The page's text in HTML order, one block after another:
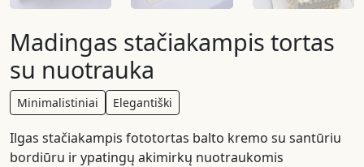
Madingas stačiakampis tortas
su nuotrauka
Minimalistiniai Elegantiški
Ilgas stačiakampis fototortas balto kremo su santūriu
bordiūru ir ypatingų akimirkų nuotraukomis